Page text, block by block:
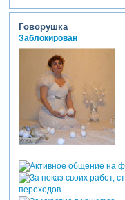
Гoворушка
Заблокирован